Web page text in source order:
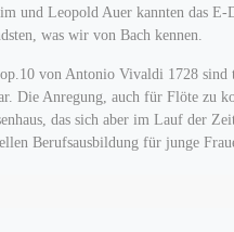
und Leopold Auer kannten das
was wir von Bach kennen.
von Antonio Vivaldi 1728
Die Anregung, auch für Flöte zu
das sich aber im Lauf der
Berufsausbildung für junge